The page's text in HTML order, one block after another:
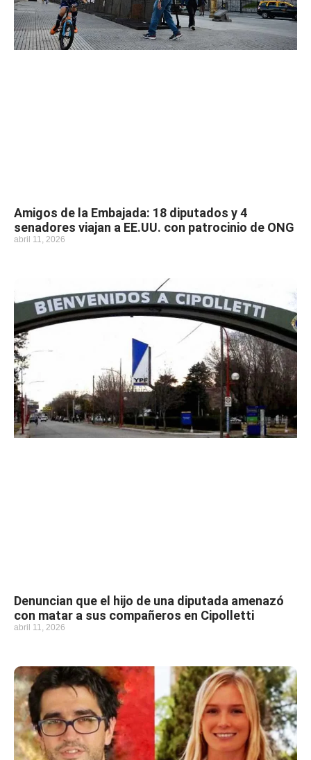
Amigos de la Embajada: 18 diputados y 4
senadores viajan a EE.UU. con patrocinio de ONG
abril 11, 2026
Denuncian que el hijo de una diputada amenazó
con matar a sus compañeros en Cipolletti
abril 11, 2026